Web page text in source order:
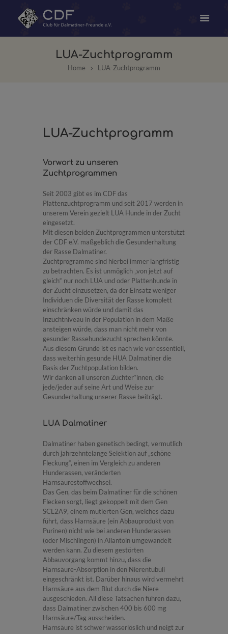
LUA-Zuchtprogramm
Home LUA-Zuchtprogramm
LUA-Zuchtprogramm
Vorwort zu unseren
Zuchtprogrammen
Seit 2003 gibt es im CDF das
Plattenzuchtprogramm und seit 2017 werden in
unserem Verein gezielt LUA Hunde in der Zucht
eingesetzt.
Mit diesen beiden Zuchtprogrammen unterstützt
der CDF e.V. maßgeblich die Gesunderhaltung
der Rasse Dalmatiner.
Zuchtprogramme sind hierbei immer langfristig
zu betrachten. Es ist unmöglich „von jetzt auf
gleich“ nur noch LUA und oder Plattenhunde in
der Zucht einzusetzen, da der Einsatz weniger
Individuen die Diversität der Rasse komplett
einschränken würde und damit das
Inzuchtniveau in der Population in dem Maße
ansteigen würde, dass man nicht mehr von
gesunder Rassehundezucht sprechen könnte.
Aus diesem Grunde ist es nach wie vor essentiell,
dass weiterhin gesunde HUA Dalmatiner die
Basis der Zuchtpopulation bilden.
Wir danken all unseren Züchter*innen, die
jede/jeder auf seine Art und Weise zur
Gesunderhaltung unserer Rasse beiträgt.
LUA Dalmatiner
Dalmatiner haben genetisch bedingt, vermutlich
durch jahrzehntelange Selektion auf „schöne
Fleckung“, einen im Vergleich zu anderen
Hunderassen, veränderten
Harnsäurestoffwechsel.
Das Gen, das beim Dalmatiner für die schönen
Flecken sorgt, liegt gekoppelt mit dem Gen
SCL2A9, einem mutierten Gen, welches dazu
führt, dass Harnsäure (ein Abbauprodukt von
Purinen) nicht wie bei anderen Hunderassen
(oder Mischlingen) in Allantoin umgewandelt
werden kann. Zu diesem gestörten
Abbauvorgang kommt hinzu, dass die
Harnsäure-Absorption in den Nierentubuli
eingeschränkt ist. Darüber hinaus wird vermehrt
Harnsäure aus dem Blut durch die Niere
ausgeschieden. All diese Tatsachen führen dazu,
dass Dalmatiner zwischen 400 bis 600 mg
Harnsäure/Tag ausscheiden.
Harnsäure ist schwer wasserlöslich und neigt zur